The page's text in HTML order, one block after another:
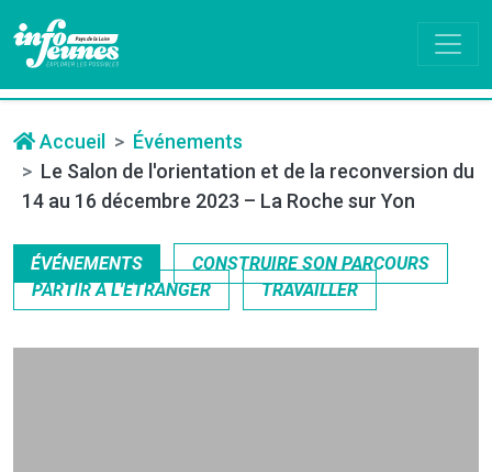
Accueil
Événements
Le Salon de l'orientation et de la reconversion du
14 au 16 décembre 2023 – La Roche sur Yon
ÉVÉNEMENTS
CONSTRUIRE SON PARCOURS
PARTIR À L'ÉTRANGER
TRAVAILLER